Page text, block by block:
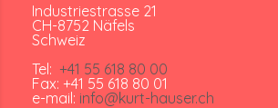
Industriestrasse 21
CH-8752 Näfels
Schweiz
Tel: +41 55 618 80 00
Fax: +41 55 618 80 01
e-mail: info@kurt-hauser.ch